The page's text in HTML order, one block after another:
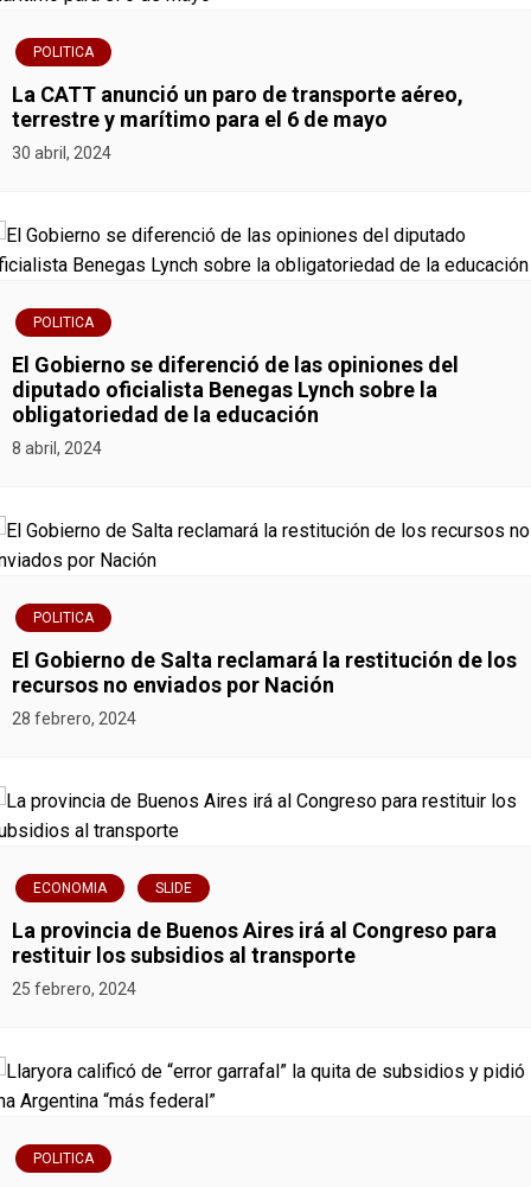
POLITICA
La CATT anunció un paro de transporte aéreo,
terrestre y marítimo para el 6 de mayo
30 abril, 2024
POLITICA
El Gobierno se diferenció de las opiniones del
diputado oficialista Benegas Lynch sobre la
obligatoriedad de la educación
8 abril, 2024
POLITICA
El Gobierno de Salta reclamará la restitución de los
recursos no enviados por Nación
28 febrero, 2024
ECONOMIA SLIDE
La provincia de Buenos Aires irá al Congreso para
restituir los subsidios al transporte
25 febrero, 2024
POLITICA